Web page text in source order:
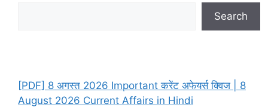
Search
[PDF] 8 अगस्त 2026 Important करेंट अफेयर्स क्विज | 8
August 2026 Current Affairs in Hindi